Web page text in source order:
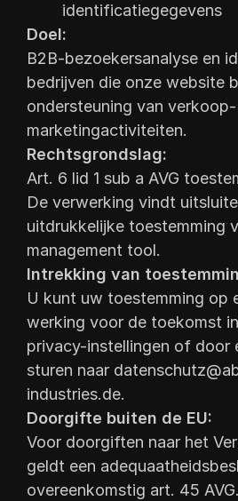
identificatiegegevens
Doel:
B2B-bezoekersanalyse en
bedrijven die onze website
ondersteuning van verkoop-
marketingactiviteiten.
Rechtsgrondslag:
Art. 6 lid 1 sub a AVG
De verwerking vindt
uitdrukkelijke toestemming
management tool.
Intrekking van
U kunt uw toestemming op
werking voor de toekomst
privacy-instellingen of door
sturen naar
industries.de.
Doorgifte buiten de EU:
Voor doorgiften naar het
geldt een
overeenkomstig art. 45 AVG.